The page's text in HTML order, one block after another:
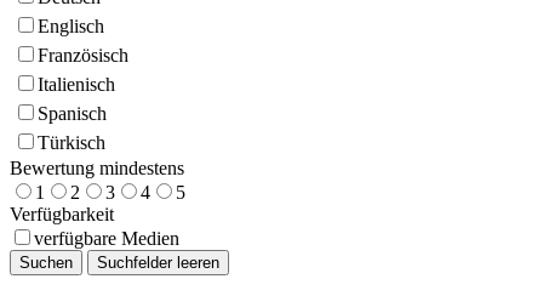
Englisch
Französisch
Italienisch
Spanisch
Türkisch
Bewertung mindestens
1
2 3 4
5
Verfügbarkeit
verfügbare Medien